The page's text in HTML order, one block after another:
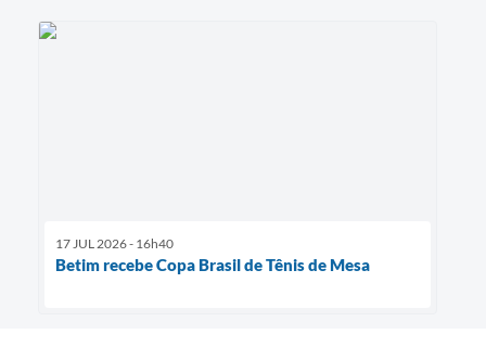
17 JUL 2026 - 16h40
Betim recebe Copa Brasil de Tênis de Mesa